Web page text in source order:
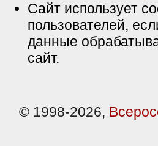
Сайт использует
пользователей,
данные
сайт.
© 1998-2026,